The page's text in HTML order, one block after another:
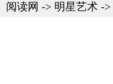
阅读网 -> 明星艺术 ->